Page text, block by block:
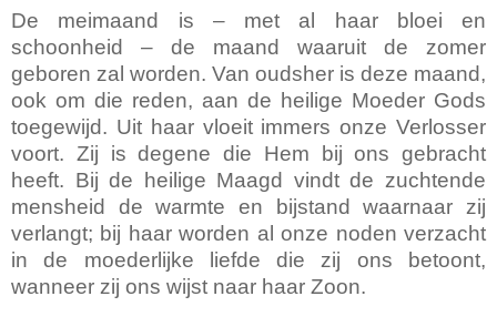
De meimaand is – met al haar bloei en
schoonheid – de maand waaruit de zomer
geboren zal worden. Van oudsher is deze maand,
ook om die reden, aan de heilige Moeder Gods
toegewijd. Uit haar vloeit immers onze Verlosser
voort. Zij is degene die Hem bij ons gebracht
heeft. Bij de heilige Maagd vindt de zuchtende
mensheid de warmte en bijstand waarnaar zij
verlangt; bij haar worden al onze noden verzacht
in de moederlijke liefde die zij ons betoont,
wanneer zij ons wijst naar haar Zoon.